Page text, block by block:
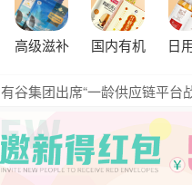
高级滋补 国内有机 日
匠心打造的无盐健康新主张
有谷健康 | PIKOBELLO牌儿童
美结合
探寻黑钻奥秘：有谷健康与塞
探秘塞尔维亚松露的独特魅力
黑松露的热量是多少？